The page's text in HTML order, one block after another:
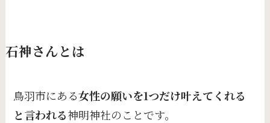
石神さんとは
鳥羽市にある女性の願いを1つだけ叶えてくれる
と言われる神明神社のことです。